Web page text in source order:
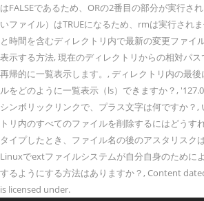
はFALSEであるため、ORの2番目の部分が実行さ
いファイル）はTRUEになるため、rmは実行され
と時間を含むディレクトリ内で最新の変更ファイ
表示する方法, 現在のディレクトリからの相対パ
再帰的に一覧表示します。, ディレクトリ内の最
ルをどのように一覧表示（ls）できますか？,
シンボリックリンクで、プラス文字は何ですか？,
トリ内のすべてのファイルを削除するにはどうす
タイプしたとき、ファイル名の後のアスタリスク
Linuxでextファイルシステムが自分自身のために
するようにする方法はありますか？, Content
is licensed under.